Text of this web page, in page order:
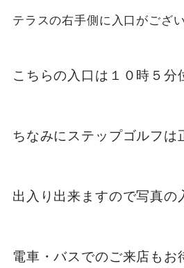
テラスの右手側に入口がござい
こちらの入口は１０時５分
ちなみにステップゴルフは
出入り出来ますので写真
電車・バスでのご来店もお